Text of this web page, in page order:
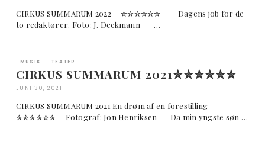
CIRKUS SUMMARUM 2022 ✮✮✮✮✮✮ Dagens job for de
to redaktører. Foto: J. Deckmann …
MUSIK TEATER
CIRKUS SUMMARUM 2021✮✮✮✮✮✮
JUNI 30, 2021
CIRKUS SUMMARUM 2021 En drøm af en forestilling
✮✮✮✮✮✮ Fotograf: Jon Henriksen Da min yngste søn …